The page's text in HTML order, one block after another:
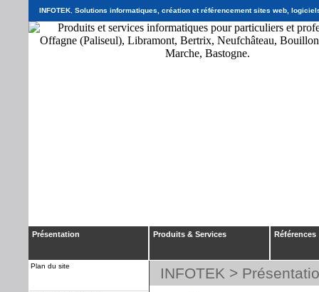
INFOTEK Solutions informatiques, création et référencement sites web,
Présentation Produits & Services Références
Plan du site INFOTEK >